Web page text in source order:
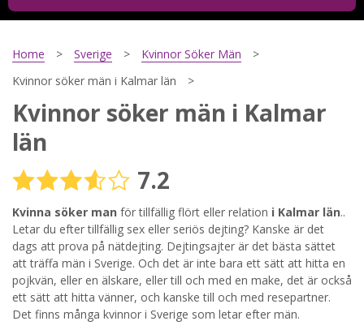
Steg2
Steg3
Genom att registrera godkänner jagVillkorenoch
Sekretesspolicyn . Jag godkänner att ta emot information och
reklam via e-post från hemsidans operatörer. Jag kan dra
tillbaka godkännande när jag vill.
STARTA NU!
Home Sverige
Kvinnor Söker Män
Kvinnor söker män i Kalmar län
Kvinnor söker män i Kalmar
län
7.2
Kvinna söker man för tillfällig flört eller relation i Kalmar län..
Letar du efter tillfällig sex eller seriös dejting? Kanske är det
dags att prova på nätdejting. Dejtingsajter är det bästa sättet
att träffa män i Sverige. Och det är inte bara ett sätt att hitta en
pojkvän, eller en älskare, eller till och med en make, det är också
ett sätt att hitta vänner, och kanske till och med resepartner.
Det finns många kvinnor i Sverige som letar efter män.